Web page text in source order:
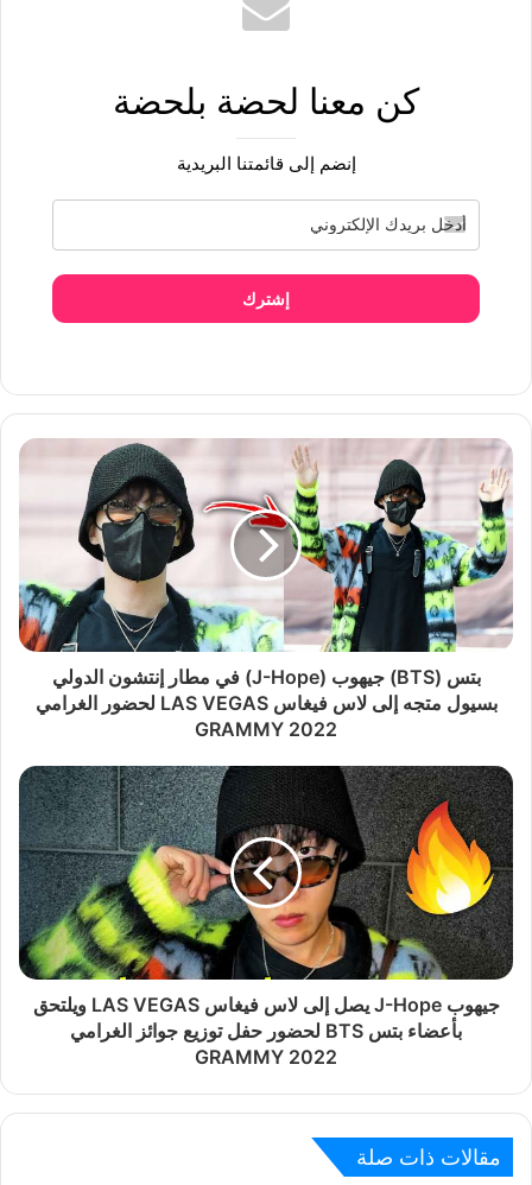
كن معنا لحضة بلحضة
إنضم إلى قائمتنا البريدية
إشترك
بتس (BTS) جيهوب (J-Hope) في مطار إنتشون الدولي
بسيول متجه إلى لاس فيغاس LAS VEGAS لحضور الغرامي
GRAMMY 2022
جيهوب J-Hope يصل إلى لاس فيغاس LAS VEGAS ويلتحق
بأعضاء بتس BTS لحضور حفل توزيع جوائز الغرامي
GRAMMY 2022
مقالات ذات صلة